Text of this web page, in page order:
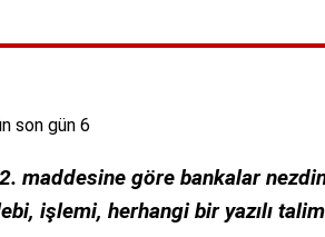
maddesine göre bankalar
işlemi, herhangi bir yazılı